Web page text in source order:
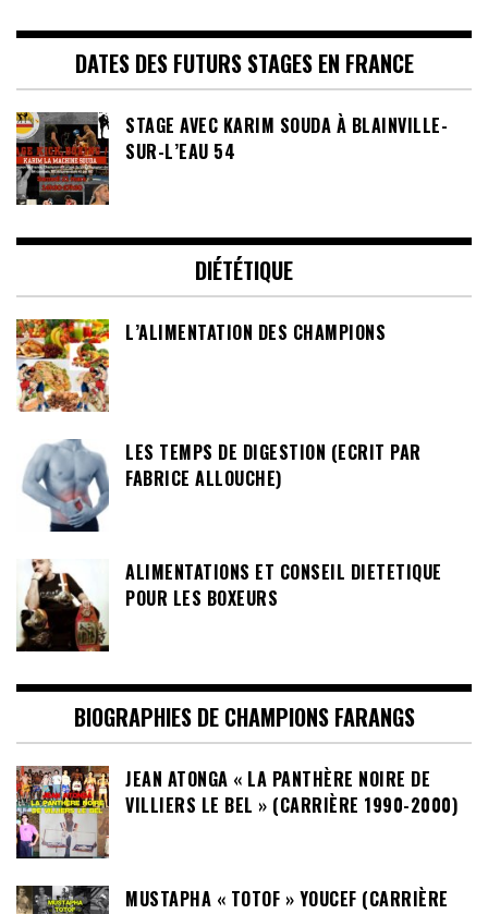
DATES DES FUTURS STAGES EN FRANCE
STAGE AVEC KARIM SOUDA À BLAINVILLE-
SUR-L’EAU 54
DIÉTÉTIQUE
L’ALIMENTATION DES CHAMPIONS
LES TEMPS DE DIGESTION (ECRIT PAR
FABRICE ALLOUCHE)
ALIMENTATIONS ET CONSEIL DIETETIQUE
POUR LES BOXEURS
BIOGRAPHIES DE CHAMPIONS FARANGS
JEAN ATONGA « LA PANTHÈRE NOIRE DE
VILLIERS LE BEL » (CARRIÈRE 1990-2000)
MUSTAPHA « TOTOF » YOUCEF (CARRIÈRE